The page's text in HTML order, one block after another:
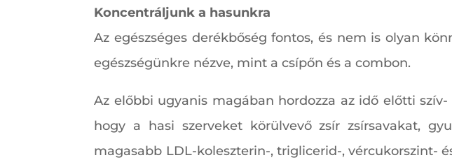
Koncentráljunk a hasunkra
Az egészséges derékbőség fontos, és nem is olyan
egészségünkre nézve, mint a csípőn és a combon.
Az előbbi ugyanis magában hordozza az idő előtti
hogy a hasi szerveket körülvevő zsír zsírsavakat,
magasabb LDL-koleszterin-, triglicerid-, vércukorszint-